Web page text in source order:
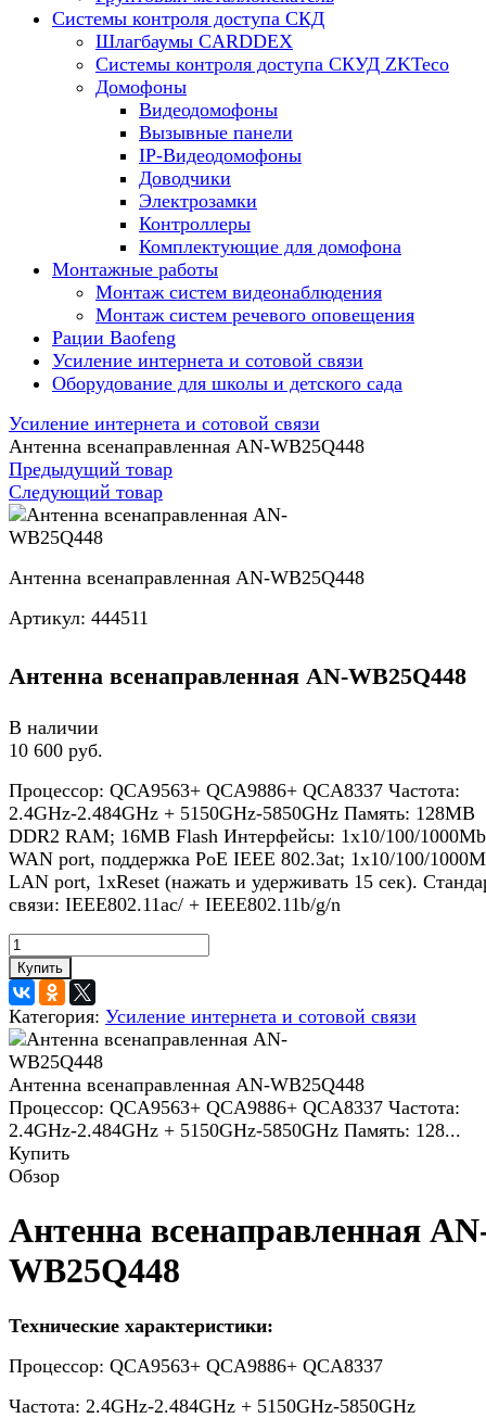
Системы контроля доступа СКД
Шлагбаумы CARDDEX
Системы контроля доступа СКУД ZKTeco
Домофоны
Видеодомофоны
Вызывные панели
IP-Видеодомофоны
Доводчики
Электрозамки
Контроллеры
Комплектующие для домофона
Монтажные работы
Монтаж систем видеонаблюдения
Монтаж систем речевого оповещения
Рации Baofeng
Усиление интернета и сотовой связи
Оборудование для школы и детского сада
Усиление интернета и сотовой связи
Антенна всенаправленная AN-WB25Q448
Предыдущий товар
Следующий товар
Антенна всенаправленная AN-WB25Q448
Артикул: 444511
Антенна всенаправленная AN-WB25Q448
В наличии
10 600 руб.
Процессор: QCA9563+ QCA9886+ QCA8337 Частота:
2.4GHz-2.484GHz + 5150GHz-5850GHz Память: 128MB
DDR2 RAM; 16MB Flash Интерфейсы: 1х10/100/
WAN port, поддержка PoE IEEE 802.3at; 1х10/100/
LAN port, 1хReset (нажать и удерживать 15 сек).
связи: IEEE802.11ac/ + IEEE802.11b/g/n
Купить
Категория: Усиление интернета и сотовой связи
Антенна всенаправленная AN-WB25Q448
Процессор: QCA9563+ QCA9886+ QCA8337 Частота:
2.4GHz-2.484GHz + 5150GHz-5850GHz Память: 128...
Купить
Обзор
Антенна всенаправленная
WB25Q448
Технические характеристики:
Процессор: QCA9563+ QCA9886+ QCA8337
Частота: 2.4GHz-2.484GHz + 5150GHz-5850GHz